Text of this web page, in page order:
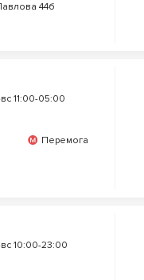
44б
11:00-05:00
Перемога
10:00-23:00